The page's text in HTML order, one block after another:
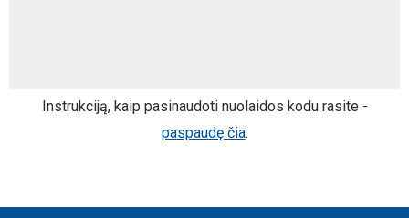
Instrukciją, kaip pasinaudoti nuolaidos kodu rasite -
paspaudę čia.